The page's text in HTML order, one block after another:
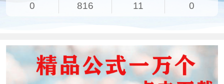
0 816 11 0